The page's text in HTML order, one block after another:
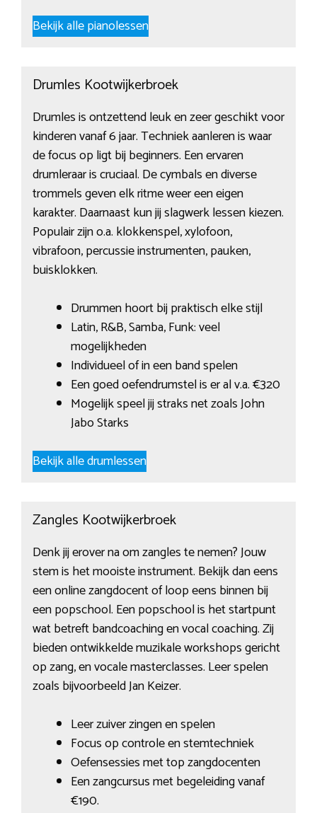
Bekijk alle pianolessen
Drumles Kootwijkerbroek
Drumles is ontzettend leuk en zeer geschikt voor
kinderen vanaf 6 jaar. Techniek aanleren is waar
de focus op ligt bij beginners. Een ervaren
drumleraar is cruciaal. De cymbals en diverse
trommels geven elk ritme weer een eigen
karakter. Daarnaast kun jij slagwerk lessen kiezen.
Populair zijn o.a. klokkenspel, xylofoon,
vibrafoon, percussie instrumenten, pauken,
buisklokken.
Drummen hoort bij praktisch elke stijl
Latin, R&B, Samba, Funk: veel
mogelijkheden
Individueel of in een band spelen
Een goed oefendrumstel is er al v.a. €320
Mogelijk speel jij straks net zoals John
Jabo Starks
Bekijk alle drumlessen
Zangles Kootwijkerbroek
Denk jij erover na om zangles te nemen? Jouw
stem is het mooiste instrument. Bekijk dan eens
een online zangdocent of loop eens binnen bij
een popschool. Een popschool is het startpunt
wat betreft bandcoaching en vocal coaching. Zij
bieden ontwikkelde muzikale workshops gericht
op zang, en vocale masterclasses. Leer spelen
zoals bijvoorbeeld Jan Keizer.
Leer zuiver zingen en spelen
Focus op controle en stemtechniek
Oefensessies met top zangdocenten
Een zangcursus met begeleiding vanaf
€190.